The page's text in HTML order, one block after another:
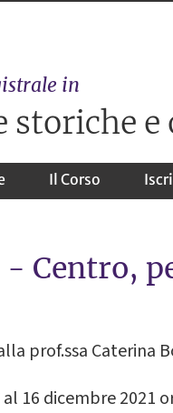
in
storiche
Il Corso
Centro,
prof.ssa Caterina
16 dicembre 2021